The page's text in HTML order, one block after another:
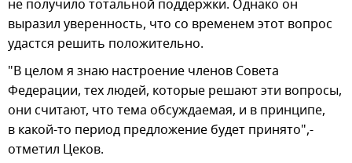
не получило тотальной поддержки. Однако он
выразил уверенность, что со временем этот вопрос
удастся решить положительно.
"В целом я знаю настроение членов Совета
Федерации, тех людей, которые решают эти вопросы,
они считают, что тема обсуждаемая, и в принципе,
в какой-то период предложение будет принято",-
отметил Цеков.